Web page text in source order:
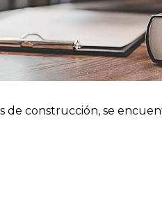
de construcción, se